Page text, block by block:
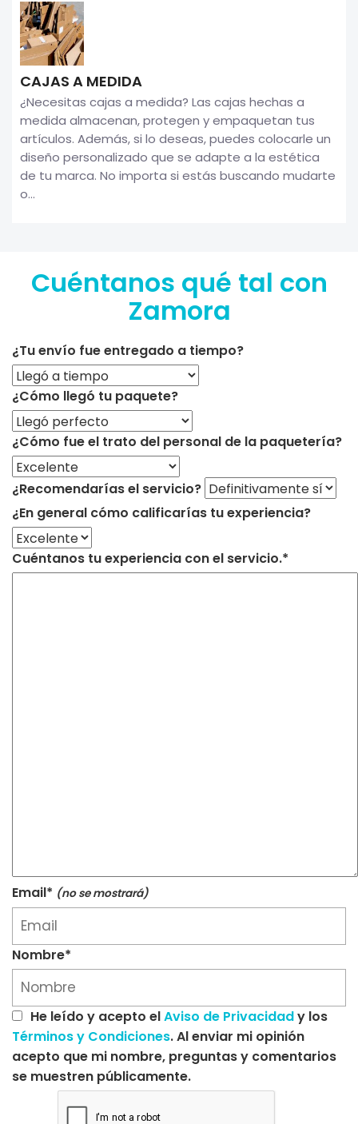
CAJAS A MEDIDA
¿Necesitas cajas a medida? Las cajas hechas a
medida almacenan, protegen y empaquetan tus
artículos. Además, si lo deseas, puedes colocarle un
diseño personalizado que se adapte a la estética
de tu marca. No importa si estás buscando mudarte
o...
Cuéntanos qué tal con
Zamora
¿Tu envío fue entregado a tiempo?
¿Cómo llegó tu paquete?
¿Cómo fue el trato del personal de la paquetería?
¿Recomendarías el servicio?
¿En general cómo calificarías tu experiencia?
Cuéntanos tu experiencia con el servicio.*
Email* (no se mostrará)
Nombre*
He leído y acepto elAviso de Privacidady los
Términos y Condiciones. Al enviar mi opinión
acepto que mi nombre, preguntas y comentarios
se muestren públicamente.